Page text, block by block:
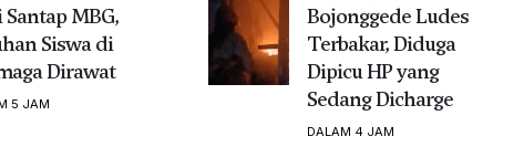
Santap MBG,
Siswa di
Dirawat
5 JAM
Bojonggede Ludes
Terbakar, Diduga
Dipicu HP yang
Sedang Dicharge
DALAM 4 JAM